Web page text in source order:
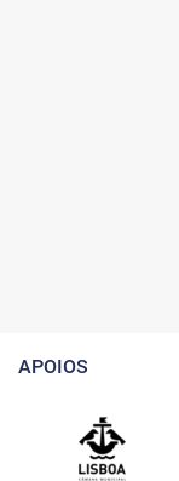
APOIOS